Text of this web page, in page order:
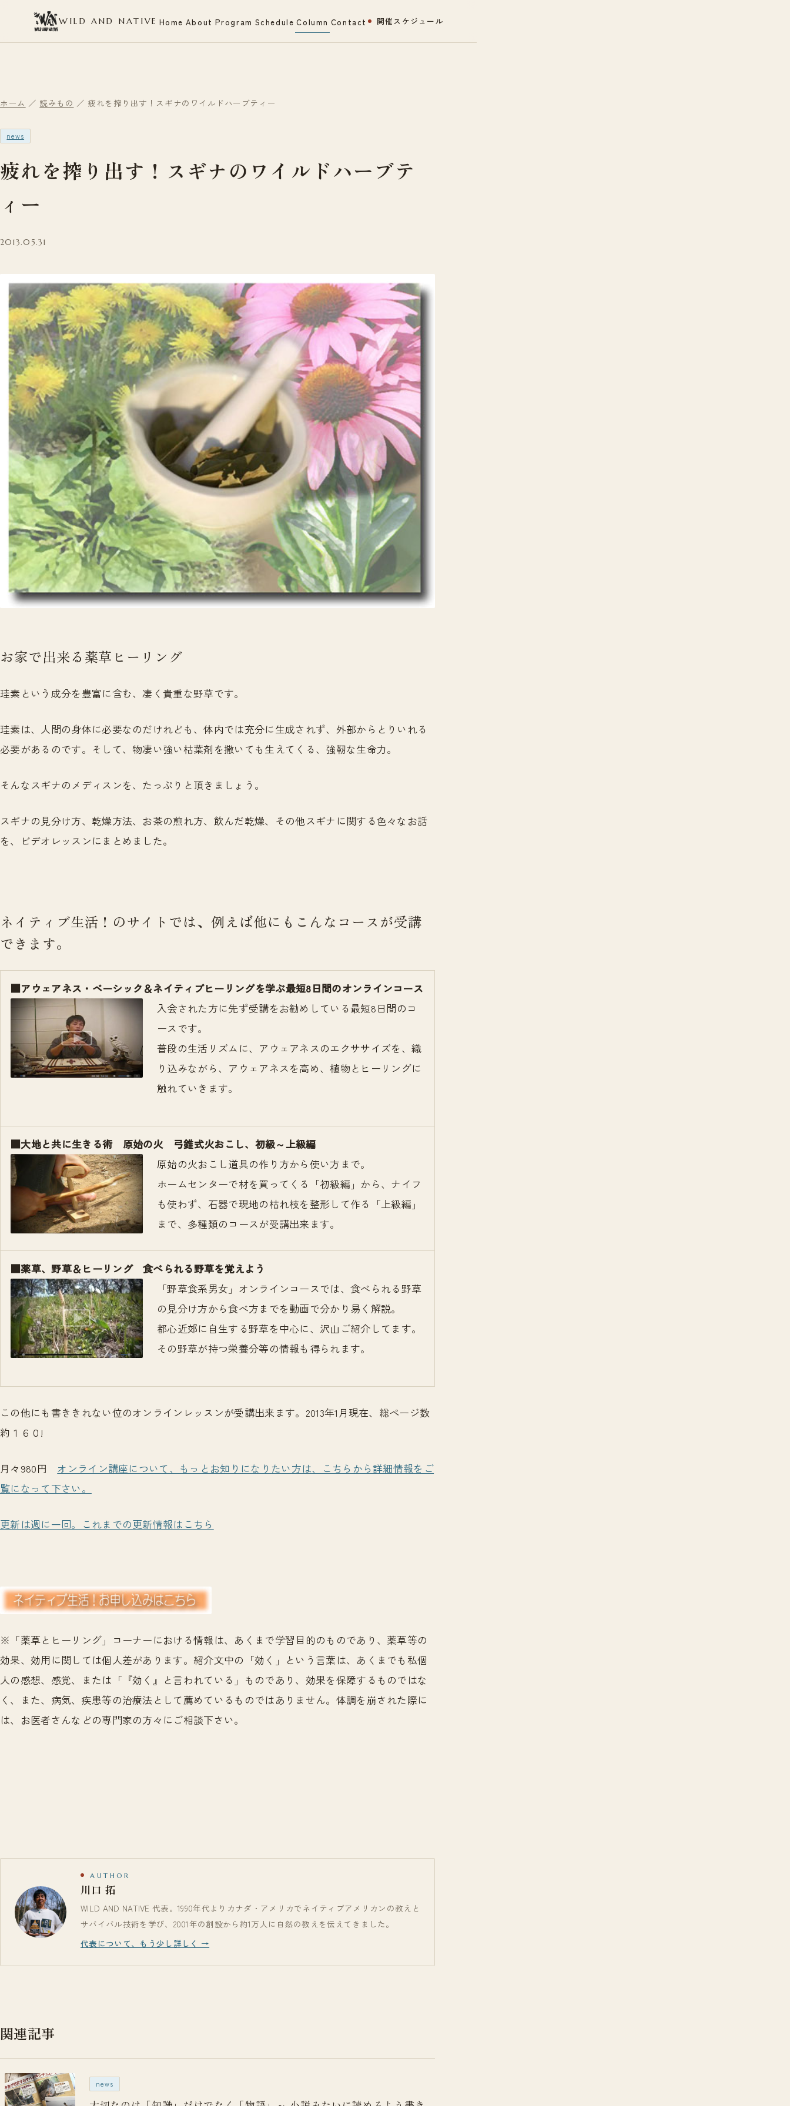
WILD AND NATIVE Home About Program Schedule Column Contact 開催スケジュール
ホーム ／ 読みもの ／ 疲れを搾り出す！スギナのワイルドハーブティー
news
疲れを搾り出す！スギナのワイルドハーブテ
ィー
2013.05.31
お家で出来る薬草ヒーリング
珪素という成分を豊富に含む、凄く貴重な野草です。
珪素は、人間の身体に必要なのだけれども、体内では充分に生成されず、外部からとりいれる
必要があるのです。そして、物凄い強い枯葉剤を撒いても生えてくる、強靭な生命力。
そんなスギナのメディスンを、たっぷりと頂きましょう。
スギナの見分け方、乾燥方法、お茶の煎れ方、飲んだ乾燥、その他スギナに関する色々なお話
を、ビデオレッスンにまとめました。
ネイティブ生活！のサイトでは、例えば他にもこんなコースが受講
できます。
■アウェアネス・ベーシック＆ネイティブヒーリングを学ぶ最短8日間のオンラインコース
入会された方に先ず受講をお勧めしている最短8日間のコ
ースです。
普段の生活リズムに、アウェアネスのエクササイズを、織
り込みながら、アウェアネスを高め、植物とヒーリングに
触れていきます。
■大地と共に生きる術 原始の火 弓錐式火おこし、初級～上級編
原始の火おこし道具の作り方から使い方まで。
ホームセンターで材を買ってくる「初級編」から、ナイフ
も使わず、石器で現地の枯れ枝を整形して作る「上級編」
まで、多種類のコースが受講出来ます。
■薬草、野草＆ヒーリング 食べられる野草を覚えよう
「野草食系男女」オンラインコースでは、食べられる野草
の見分け方から食べ方までを動画で分かり易く解説。
都心近郊に自生する野草を中心に、沢山ご紹介してます。
その野草が持つ栄養分等の情報も得られます。
この他にも書ききれない位のオンラインレッスンが受講出来ます。2013年1月現在、総ページ数
約１６０!
月々980円 オンライン講座について、もっとお知りになりたい方は、こちらから詳細情報をご
覧になって下さい。
更新は週に一回。これまでの更新情報はこちら
※「薬草とヒーリング」コーナーにおける情報は、あくまで学習目的のものであり、薬草等の
効果、効用に関しては個人差があります。紹介文中の「効く」という言葉は、あくまでも私個
人の感想、感覚、または「『効く』と言われている」ものであり、効果を保障するものではな
く、また、病気、疾患等の治療法として薦めているものではありません。体調を崩された際に
は、お医者さんなどの専門家の方々にご相談下さい。
AUTHOR
川口 拓
WILD AND NATIVE 代表。1990年代よりカナダ・アメリカでネイティブアメリカンの教えと
サバイバル技術を学び、2001年の創設から約1万人に自然の教えを伝えてきました。
代表について、もう少し詳しく →
関連記事
news